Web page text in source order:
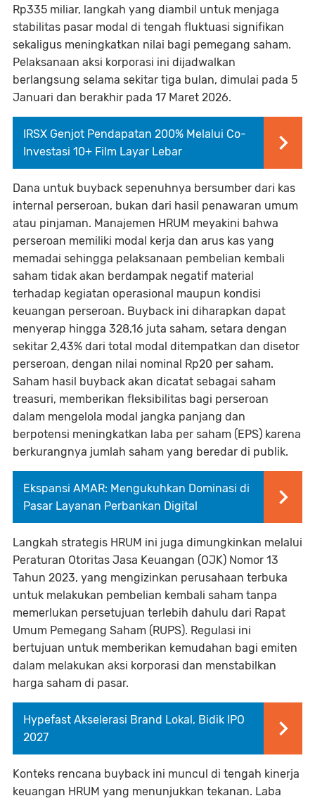
Rp335 miliar, langkah yang diambil untuk menjaga
stabilitas pasar modal di tengah fluktuasi signifikan
sekaligus meningkatkan nilai bagi pemegang saham.
Pelaksanaan aksi korporasi ini dijadwalkan
berlangsung selama sekitar tiga bulan, dimulai pada 5
Januari dan berakhir pada 17 Maret 2026.
IRSX Genjot Pendapatan 200% Melalui Co-
Investasi 10+ Film Layar Lebar
Dana untuk buyback sepenuhnya bersumber dari kas
internal perseroan, bukan dari hasil penawaran umum
atau pinjaman. Manajemen HRUM meyakini bahwa
perseroan memiliki modal kerja dan arus kas yang
memadai sehingga pelaksanaan pembelian kembali
saham tidak akan berdampak negatif material
terhadap kegiatan operasional maupun kondisi
keuangan perseroan. Buyback ini diharapkan dapat
menyerap hingga 328,16 juta saham, setara dengan
sekitar 2,43% dari total modal ditempatkan dan disetor
perseroan, dengan nilai nominal Rp20 per saham.
Saham hasil buyback akan dicatat sebagai saham
treasuri, memberikan fleksibilitas bagi perseroan
dalam mengelola modal jangka panjang dan
berpotensi meningkatkan laba per saham (EPS) karena
berkurangnya jumlah saham yang beredar di publik.
Ekspansi AMAR: Mengukuhkan Dominasi di
Pasar Layanan Perbankan Digital
Langkah strategis HRUM ini juga dimungkinkan melalui
Peraturan Otoritas Jasa Keuangan (OJK) Nomor 13
Tahun 2023, yang mengizinkan perusahaan terbuka
untuk melakukan pembelian kembali saham tanpa
memerlukan persetujuan terlebih dahulu dari Rapat
Umum Pemegang Saham (RUPS). Regulasi ini
bertujuan untuk memberikan kemudahan bagi emiten
dalam melakukan aksi korporasi dan menstabilkan
harga saham di pasar.
Hypefast Akselerasi Brand Lokal, Bidik IPO
2027
Konteks rencana buyback ini muncul di tengah kinerja
keuangan HRUM yang menunjukkan tekanan. Laba